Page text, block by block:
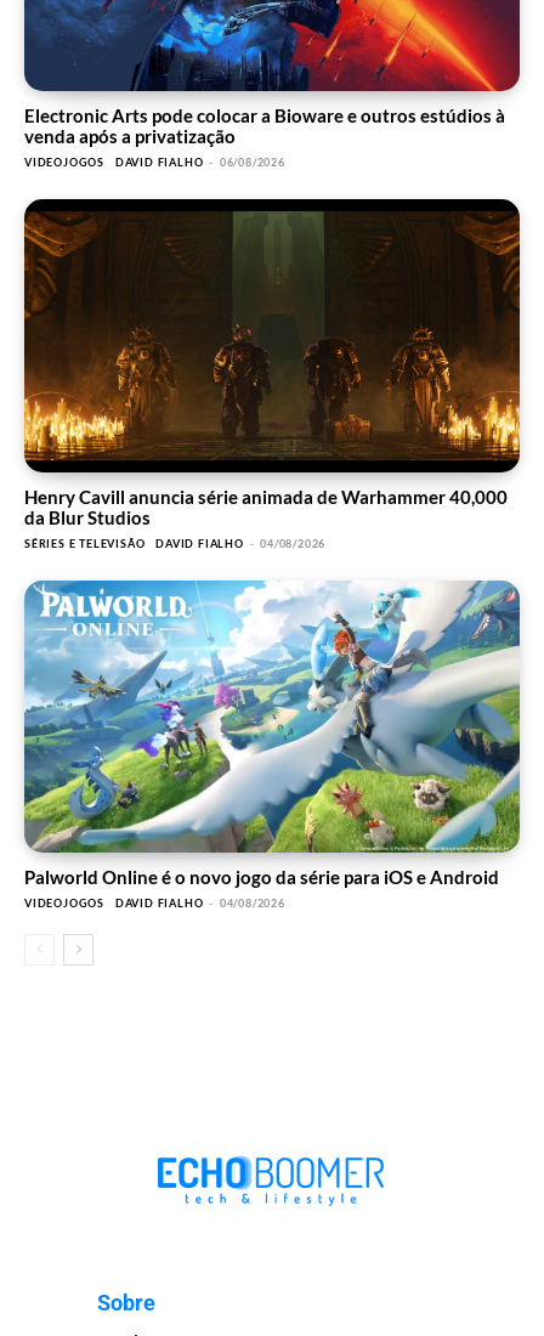
Electronic Arts pode colocar a Bioware e outros estúdios à
venda após a privatização
VIDEOJOGOS DAVID FIALHO - 06/08/2026
Henry Cavill anuncia série animada de Warhammer 40,000
da Blur Studios
SÉRIES E TELEVISÃO DAVID FIALHO - 04/08/2026
Palworld Online é o novo jogo da série para iOS e Android
VIDEOJOGOS DAVID FIALHO - 04/08/2026
Sobre